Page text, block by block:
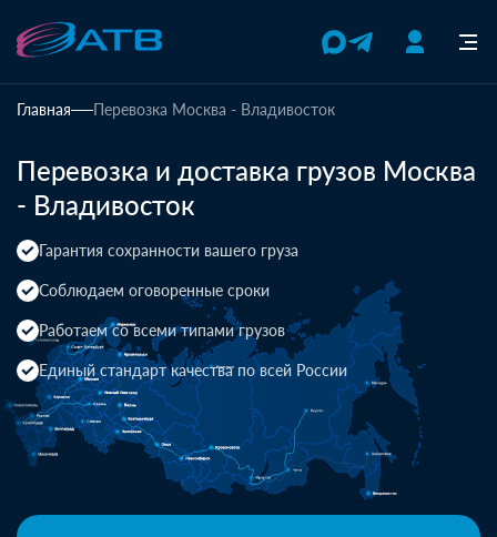
Главная Перевозка Москва - Владивосток
Перевозка и доставка грузов Москва
- Владивосток
Гарантия сохранности вашего груза
Соблюдаем оговоренные сроки
Работаем со всеми типами грузов
Единый стандарт качества по всей России